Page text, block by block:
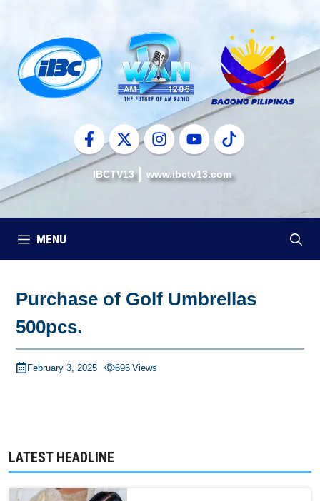
content
IBCTV13 www.ibctv13.com
MENU
Purchase of Golf Umbrellas
500pcs.
February 3, 2025 696 Views
LATEST HEADLINE